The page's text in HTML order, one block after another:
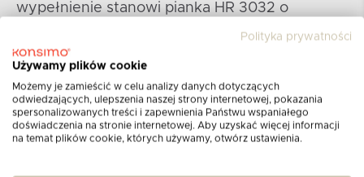
wypełnienie stanowi pianka HR 3032 o
dwie warstwy pianki gwarantują doskonałe
dopasowanie do kształtu ciała i długotrwałą
sprężystość.
Polityka prywatności
Używamy plików cookie
Możemy je zamieścić w celu analizy danych dotyczących
odwiedzających, ulepszenia naszej strony internetowej, pokazania
spersonalizowanych treści i zapewnienia Państwu wspaniałego
doświadczenia na stronie internetowej. Aby uzyskać więcej informacji
na temat plików cookie, których używamy, otwórz ustawienia.